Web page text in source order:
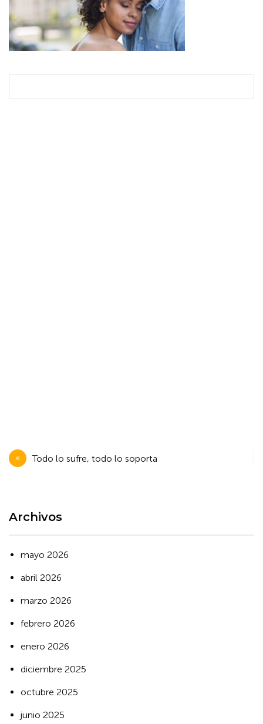
Navegación
de
Todo lo sufre, todo lo soporta
Archivos
mayo 2026
abril 2026
marzo 2026
febrero 2026
enero 2026
diciembre 2025
octubre 2025
junio 2025